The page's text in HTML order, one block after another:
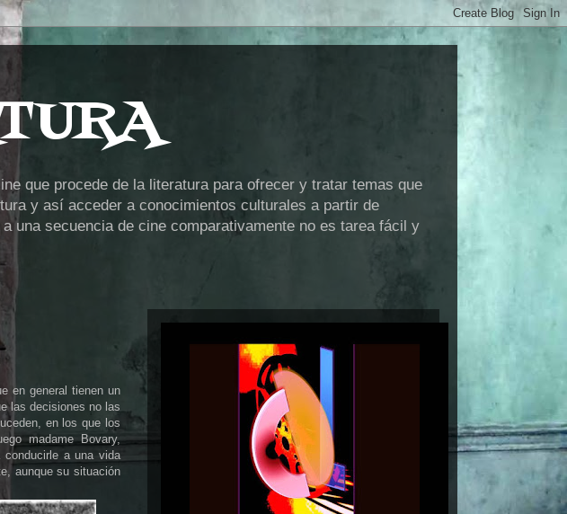
que procede de la literatura para ofrecer y tratar temas que
y así acceder a conocimientos culturales a partir de
una secuencia de cine comparativamente no es tarea fácil y
en general tienen un
las decisiones no las
en los que los
madame Bovary,
conducirle a una vida
aunque su situación